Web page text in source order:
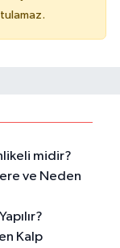
midir?
ve Neden
Kalp